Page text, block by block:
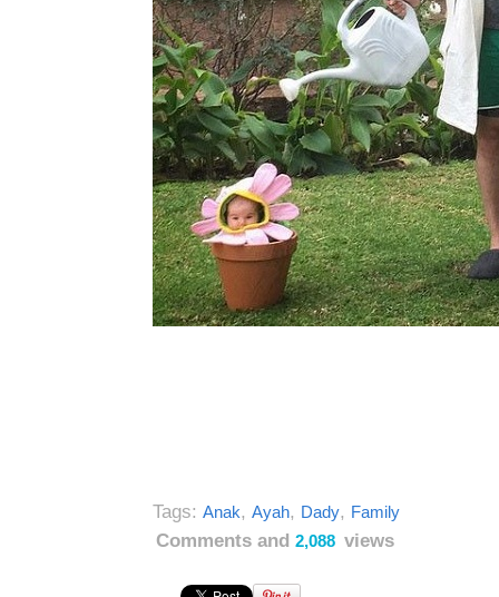
Tags: Anak, Ayah, Dady, Family
Comments and 2,088 views